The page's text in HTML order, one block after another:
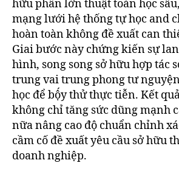
hữu phần lớn thuật toán học
mạng lưới hệ thống tự học and
hoàn toàn không đề xuất can
Giai bước này chứng kiến sự
hình, song song sở hữu hợp tác
trung vai trung phong tư
học để bộ́y thử thực tiễn. Kết
không chỉ tăng sức dũng mạnh
nữa nâng cao độ chuẩn chỉnh
cầm cố đề xuất yêu cầu sở hữu
doanh nghiệp.